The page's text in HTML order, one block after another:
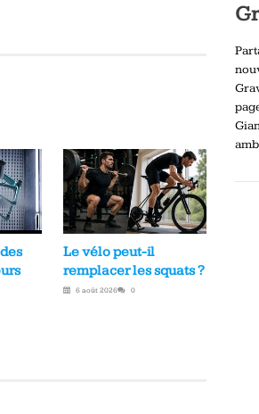
Le vélo peut-il
remplacer les squats ?
6 août 2026 0